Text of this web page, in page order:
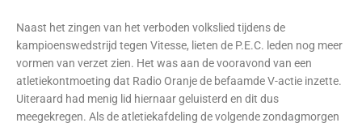
Naast het zingen van het verboden volkslied tijdens de
kampioenswedstrijd tegen Vitesse, lieten de P.E.C. leden nog meer
vormen van verzet zien. Het was aan de vooravond van een
atletiekontmoeting dat Radio Oranje de befaamde V-actie inzette.
Uiteraard had menig lid hiernaar geluisterd en dit dus
meegekregen. Als de atletiekafdeling de volgende zondagmorgen